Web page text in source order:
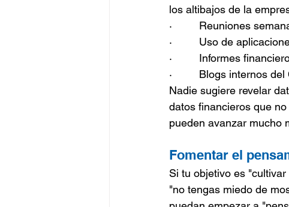
los altibajos de la
·         Reuniones
·         Uso de
·         Informes
·         Blogs internos
Nadie sugiere revelar
datos financieros que
pueden avanzar mucho
Fomentar el
Si tu objetivo es
"no tengas miedo de